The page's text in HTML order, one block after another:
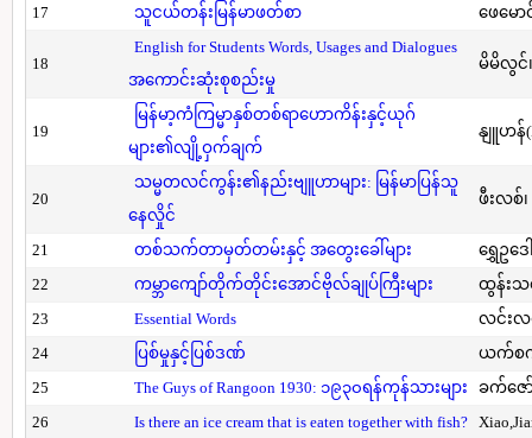
17
သူငယ်တန်းမြန်မာဖတ်စာ ဖေမော
18
English for Students Words, Usages and Dialogues
အကောင်းဆုံးစုစည်းမှု
မိမိလွင်၊
19
မြန်မာ့ကံကြမ္မာနှစ်တစ်ရာဟောကိန်းနှင့်ယုဂ်
များ၏လျို့ဝှက်ချက်
နျူဟန်
20
သမ္မတလင်ကွန်း၏နည်းဗျူဟာများ: မြန်မာပြန်သူ
နေလှိုင်
ဖီးလစ်
21 တစ်သက်တာမှတ်တမ်းနှင့် အတွေးခေါ်များ
ရွှေဥဒေ
22
ကမ္ဘာကျော်တိုက်တိုင်းအောင်ဗိုလ်ချုပ်ကြီးများ
ထွန်းသ
23
Essential Words
လင်းလ
24
ပြစ်မှုနှင့်ပြစ်ဒဏ်
ယက်စကီ
25
The Guys of Rangoon 1930: ၁၉၃၀ရန်ကုန်သားများ
ခက်ဇေ
26
Is there an ice cream that is eaten together with fish?